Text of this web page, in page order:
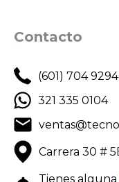
Contacto
(601) 704 9294
321 335 0104
Carrera 30 #
Tienes alguna